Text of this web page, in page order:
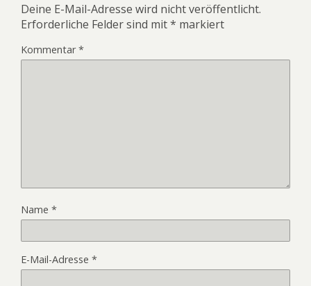
Deine E-Mail-Adresse wird nicht veröffentlicht.
Erforderliche Felder sind mit* markiert
Kommentar*
Name *
E-Mail-Adresse *